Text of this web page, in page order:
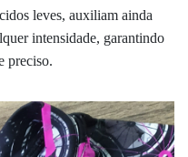
leves, auxiliam ainda
intensidade, garantindo
preciso.